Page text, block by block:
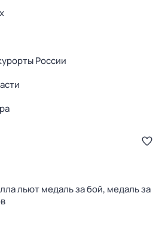
России
льют медаль за бой, медаль за